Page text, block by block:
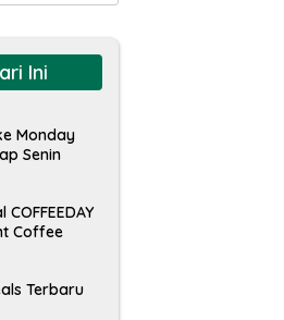
Ini
Monday
Senin
Coffee
Terbaru